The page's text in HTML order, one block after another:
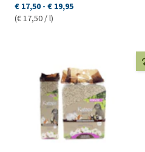
€ 17,50 - € 19,95
(€ 17,50 / l)